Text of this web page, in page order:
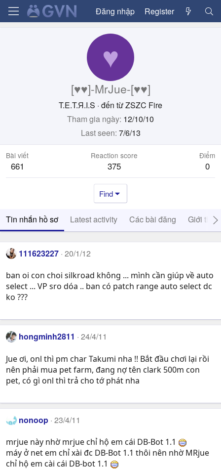
Đăng nhập Register
♥
[♥♥]-MrJue-[♥♥]
T.E.T.Я.I.S · đến từZSZC Fire
Tham gia ngày 12/10/10
Last seen 7/6/13
Bài viết
661
Reaction score
375
Điểm
0
Find
Tin nhắn hồ sơ Latest activity Các bài đăng Giới thiệu
111623227 20/1/12
ban oi con choi silkroad không ... mình cần giúp về auto
select ... VP sro dóa .. ban có patch range auto select dc
ko ???
hongminh2811 24/4/11
Jue ơi, onl thì pm char Takumi nha !! Bắt đầu chơi lại rồi
nên phải mua pet farm, đang nợ tên clark 500m con
pet, có gì onl thì trả cho tớ phát nha
nonoop 23/4/11
mrjue này nhờ mrjue chỉ hộ em cái DB-Bot 1.1
máy ở net em chỉ xài đc DB-Bot 1.1 thôi nên nhờ MRjue
chỉ hộ em cài cái DB-bot 1.1